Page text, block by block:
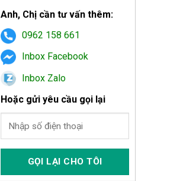
Anh, Chị cần tư vấn thêm:
0962 158 661
Inbox Facebook
Inbox Zalo
Hoặc gửi yêu cầu gọi lại